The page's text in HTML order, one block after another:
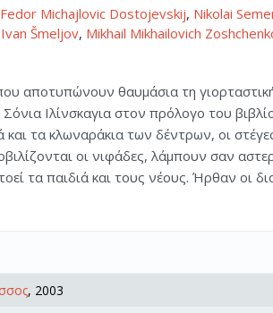
Fedor Michajlovic Dostojevskij, Nikolai
Ivan Šmeljov, Mikhail Mikhailovich
αποτυπώνουν θαυμάσια τη
Ιλίνσκαγια στον πρόλογο του
τα κλωναράκια των δέντρων, οι
οι νιφάδες, λάμπουν σαν
τα παιδιά και τους νέους. Ήρθαν οι
, 2003